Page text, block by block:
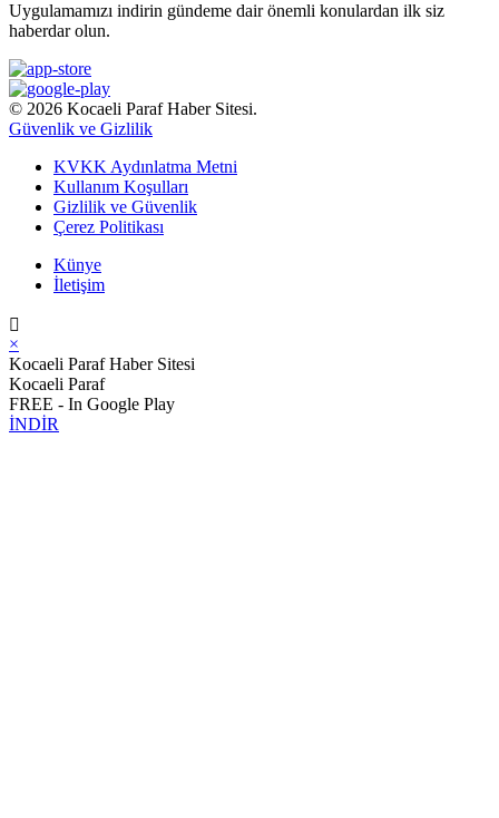
Uygulamamızı indirin gündeme dair önemli konulardan ilk siz
haberdar olun.
© 2026 Kocaeli Paraf Haber Sitesi.
Güvenlik ve Gizlilik
KVKK Aydınlatma Metni
Kullanım Koşulları
Gizlilik ve Güvenlik
Çerez Politikası
Künye
İletişim
×
Kocaeli Paraf Haber Sitesi
Kocaeli Paraf
FREE - In Google Play
İNDİR